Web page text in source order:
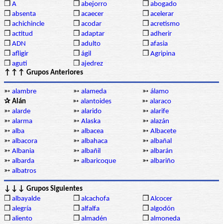
❒ A ❒ abejorro ❒ abogado
❒ absenta ❒ acaecer ❒ acelerar
❒ achichincle ❒ acodar ❒ acretismo
❒ actitud ❒ adaptar ❒ adherir
❒ ADN ❒ adulto ❒ afasia
❒ afligir ❒ ágil ❒ Agripina
❒ agutí ❒ ajedrez
↑↑↑ Grupos Anteriores
➳ alambre ➳ alameda ➳ álamo
✰ Alán
➳ alantoides ➳ alaraco
➳ alarde ➳ alarido ➳ alarife
➳ alarma ➳ Alaska ➳ alazán
➳ alba ➳ albacea ➳ Albacete
➳ albacora ➳ albahaca ➳ albañal
➳ Albania ➳ albañil ➳ albarán
➳ albarda ➳ albaricoque ➳ albariño
➳ albatros
↓↓↓ Grupos Siguientes
❒ albayalde ❒ alcachofa ❒ Alcocer
❒ alegría ❒ alfalfa ❒ algodón
❒ aliento ❒ almadén ❒ almoneda